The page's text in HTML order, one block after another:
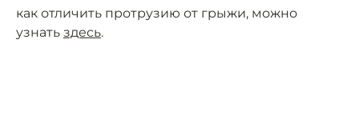
как отличить протрузию от грыжи, можно
узнать здесь.